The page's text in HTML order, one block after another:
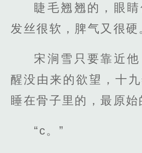
睫毛翘翘的，眼睛
发丝很软，脾气又很硬
宋涧雪只要靠近
醒没由来的欲望，十
睡在骨子里的，最原始
“c。”